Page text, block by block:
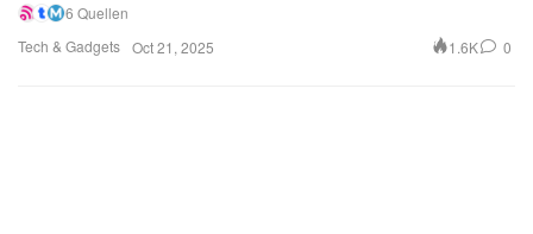
Tech & Gadgets
6 Quellen
Oct 21, 2025
1.6K 0